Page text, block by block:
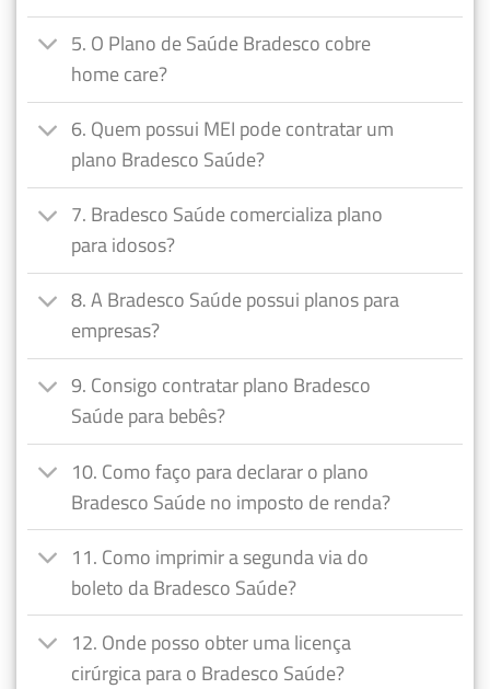
5. O Plano de Saúde Bradesco cobre
home care?
6. Quem possui MEI pode contratar um
plano Bradesco Saúde?
7. Bradesco Saúde comercializa plano
para idosos?
8. A Bradesco Saúde possui planos para
empresas?
9. Consigo contratar plano Bradesco
Saúde para bebês?
10. Como faço para declarar o plano
Bradesco Saúde no imposto de renda?
11. Como imprimir a segunda via do
boleto da Bradesco Saúde?
12. Onde posso obter uma licença
cirúrgica para o Bradesco Saúde?